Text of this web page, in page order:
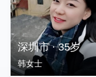
深圳市 · 35岁
韩女士